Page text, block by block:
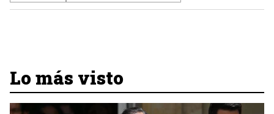
Lo más visto